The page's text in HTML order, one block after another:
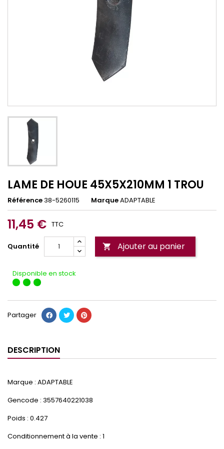
LAME DE HOUE 45X5X210MM 1 TROU
Référence38-5260115 MarqueADAPTABLE
11,45 € TTC
Quantité  Ajouter au panier
Disponible en stock
Partager
DESCRIPTION
Marque : ADAPTABLE
Gencode : 3557640221038
Poids : 0.427
Conditionnement à la vente : 1